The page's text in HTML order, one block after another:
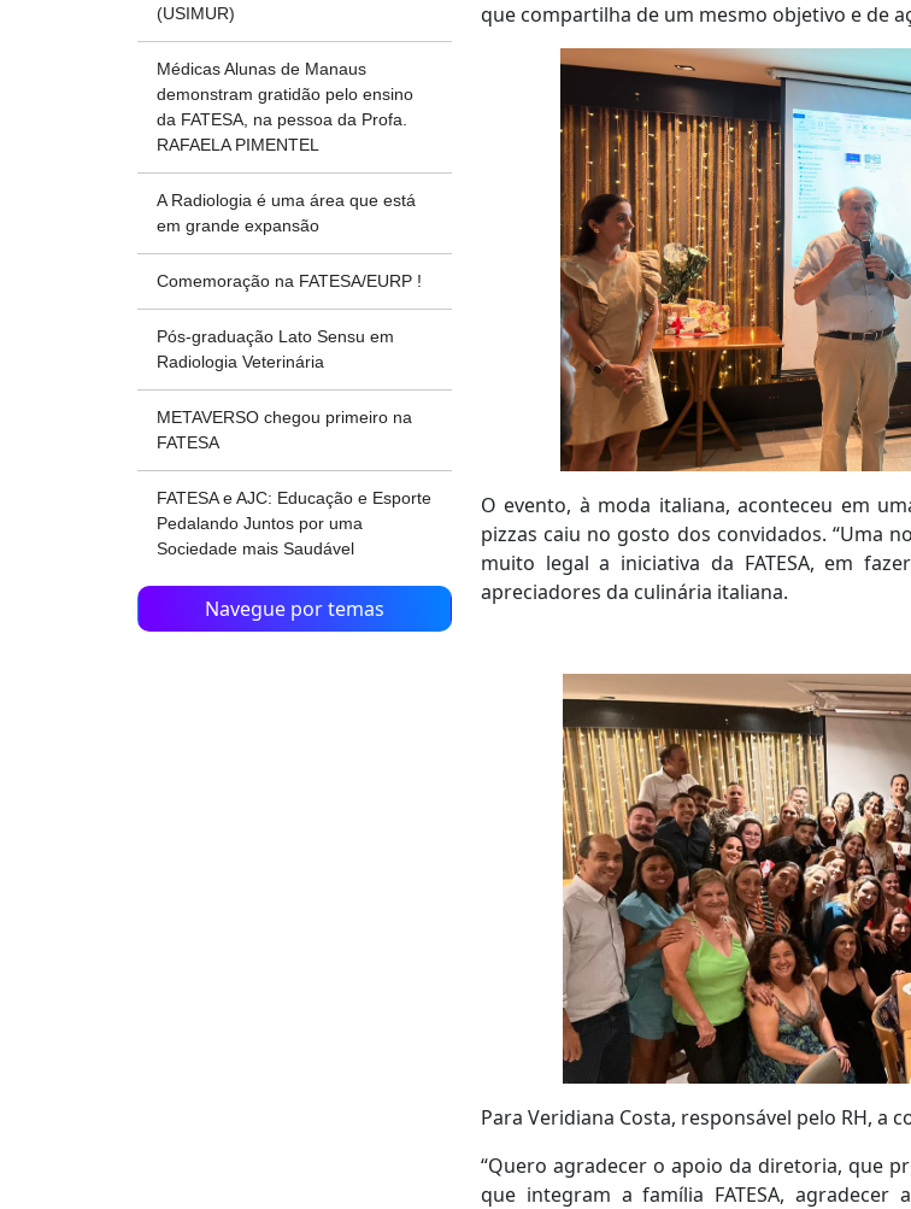
(USIMUR)
Médicas Alunas de Manaus
demonstram gratidão pelo ensino
da FATESA, na pessoa da Profa.
RAFAELA PIMENTEL
A Radiologia é uma área que está
em grande expansão
Comemoração na FATESA/EURP !
Pós-graduação Lato Sensu em
Radiologia Veterinária
METAVERSO chegou primeiro na
FATESA
FATESA e AJC: Educação e Esporte
Pedalando Juntos por uma
Sociedade mais Saudável
Navegue por temas
que compartilha de um mesmo objetivo e de
O evento, à moda italiana, aconteceu em
pizzas caiu no gosto dos convidados. “Uma
muito legal a iniciativa da FATESA, em
apreciadores da culinária italiana.
Para Veridiana Costa, responsável pelo RH, a
“Quero agradecer o apoio da diretoria, que
que integram a família FATESA,